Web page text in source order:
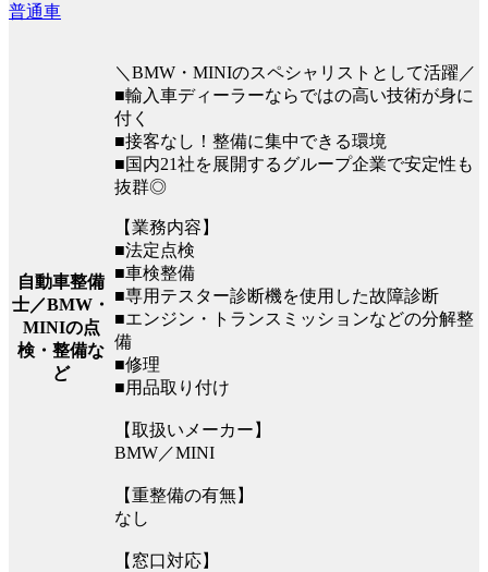
普通車
自動車整備
士／BMW・
MINIの点
検・整備な
ど
＼BMW・MINIのスペシャリストとして活躍／
■輸入車ディーラーならではの高い技術が身に
付く
■接客なし！整備に集中できる環境
■国内21社を展開するグループ企業で安定性も
抜群◎
【業務内容】
■法定点検
■車検整備
■専用テスター診断機を使用した故障診断
■エンジン・トランスミッションなどの分解整
備
■修理
■用品取り付け
【取扱いメーカー】
BMW／MINI
【重整備の有無】
なし
【窓口対応】